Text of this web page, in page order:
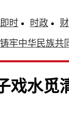
即时 时政
铸牢中华民族共
戏水觅